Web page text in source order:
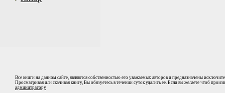
Все книги на данном сайте, являются собственностью его уважаемых авторов и предназначены
Просматривая или скачивая книгу, Вы обязуетесь в течении суток удалить ее. Если вы желаете чтоб
админитратору